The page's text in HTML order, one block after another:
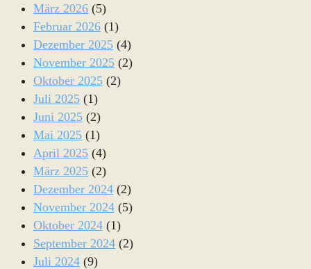
März 2026 (5)
Februar 2026 (1)
Dezember 2025 (4)
November 2025 (2)
Oktober 2025 (2)
Juli 2025 (1)
Juni 2025 (2)
Mai 2025 (1)
April 2025 (4)
März 2025 (2)
Dezember 2024 (2)
November 2024 (5)
Oktober 2024 (1)
September 2024 (2)
Juli 2024 (9)